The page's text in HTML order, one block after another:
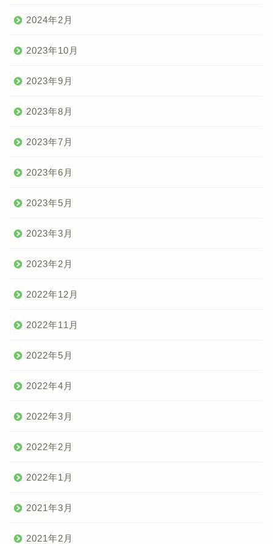
2024年2月
2023年10月
2023年9月
2023年8月
2023年7月
2023年6月
2023年5月
2023年3月
2023年2月
2022年12月
2022年11月
2022年5月
2022年4月
2022年3月
2022年2月
2022年1月
2021年3月
2021年2月